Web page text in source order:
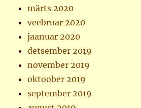
märts 2020
veebruar 2020
jaanuar 2020
detsember 2019
november 2019
oktoober 2019
september 2019